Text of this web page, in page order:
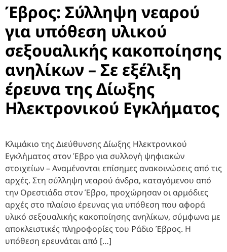
Έβρος: Σύλληψη νεαρού
για υπόθεση υλικού
σεξουαλικής κακοποίησης
ανηλίκων – Σε εξέλιξη
έρευνα της Δίωξης
Ηλεκτρονικού Εγκλήματος
Κλιμάκιο της Διεύθυνσης Δίωξης Ηλεκτρονικού
Εγκλήματος στον Έβρο για συλλογή ψηφιακών
στοιχείων – Αναμένονται επίσημες ανακοινώσεις από τις
αρχές. Στη σύλληψη νεαρού άνδρα, καταγόμενου από
την Ορεστιάδα στον Έβρο, προχώρησαν οι αρμόδιες
αρχές στο πλαίσιο έρευνας για υπόθεση που αφορά
υλικό σεξουαλικής κακοποίησης ανηλίκων, σύμφωνα με
αποκλειστικές πληροφορίες του Ράδιο Έβρος. Η
υπόθεση ερευνάται από […]